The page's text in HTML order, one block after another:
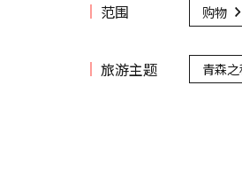
范围 购物
旅游主题 青森